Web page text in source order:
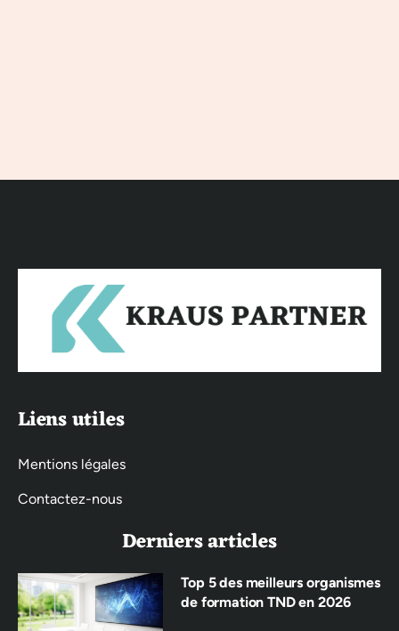
Liens utiles
Mentions légales
Contactez-nous
Derniers articles
Top 5 des meilleurs organismes
de formation TND en 2026